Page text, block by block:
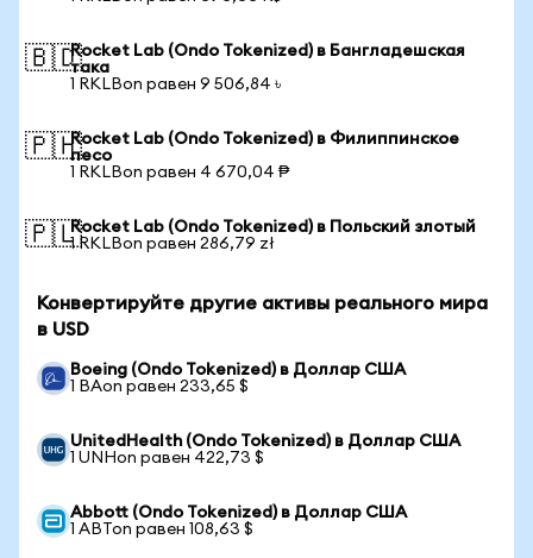
🇧🇩Rocket Lab (Ondo Tokenized) в Бангладешская
така
1 RKLBon равен 9 506,84 ৳
🇵🇭Rocket Lab (Ondo Tokenized) в Филиппинское
песо
1 RKLBon равен 4 670,04 ₱
🇵🇱Rocket Lab (Ondo Tokenized) в Польский злотый
1 RKLBon равен 286,79 zł
Конвертируйте другие активы реального мира
в USD
Boeing (Ondo Tokenized) в Доллар США
1 BAon равен 233,65 $
UnitedHealth (Ondo Tokenized) в Доллар США
1 UNHon равен 422,73 $
Abbott (Ondo Tokenized) в Доллар США
1 ABTon равен 108,63 $